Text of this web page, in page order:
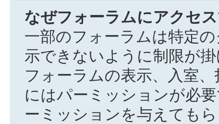
なぜフォーラムにアクセ
一部のフォーラムは特定
示できないように制限が
フォーラムの表示、入室
にはパーミッションが必
ーミッションを与えても